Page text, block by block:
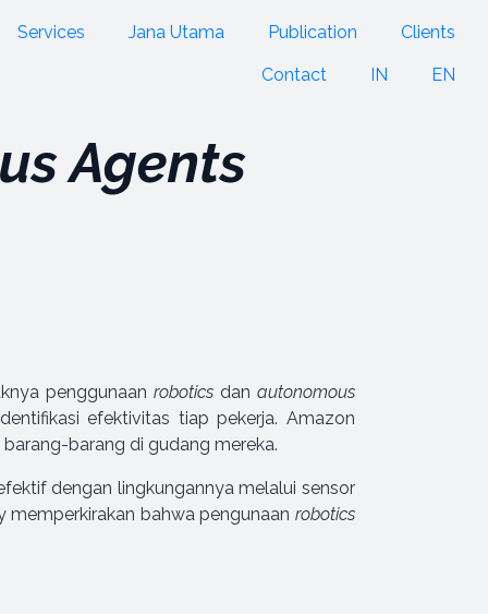
Services Jana Utama Publication Clients
Contact IN EN
Agents
penggunaanroboticsdanautonomous
efektivitas tiap pekerja. Amazon
barang di gudang mereka.
dengan lingkungannya melalui sensor
bahwa pengunaan robotics